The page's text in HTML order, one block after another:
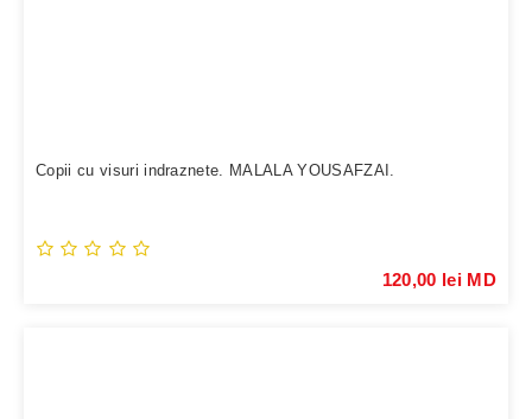
Copii cu visuri indraznete. MALALA YOUSAFZAI.
120,00 lei MD